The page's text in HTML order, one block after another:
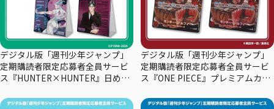
デジタル版「週刊少年ジャンプ」
定期購読者限定応募者全員サービ
ス『HUNTER×HUNTER』日めく
デジタル版「週刊少年ジャンプ」
定期購読者限定応募者全員サービ
ス『ONE PIECE』プレミアムカー
ン